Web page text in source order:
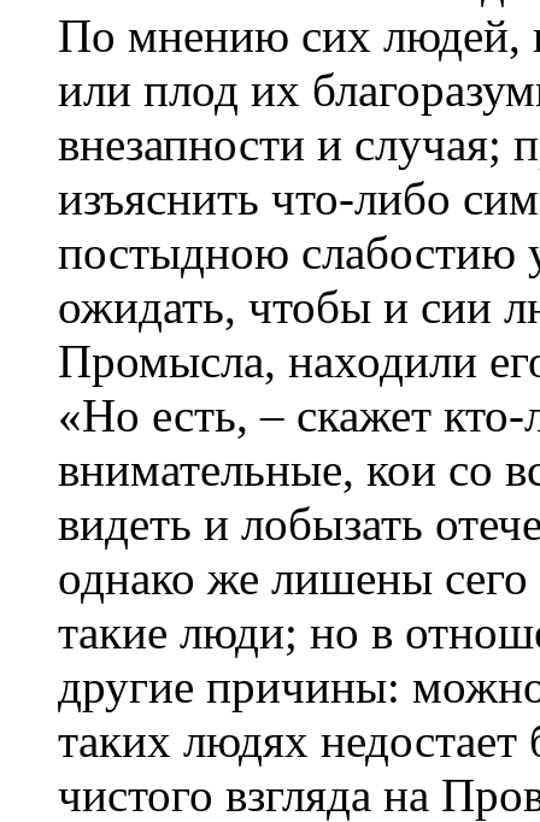
По мнению сих людей,
или плод их
внезапности и случая;
изъяснить что-либо
постыдною слабостию
ожидать, чтобы и сии
Промысла, находили
«Но есть, – скажет
внимательные, кои со
видеть и лобызать
однако же лишены сего
такие люди; но в
другие причины: можно
таких людях недостает
чистого взгляда на